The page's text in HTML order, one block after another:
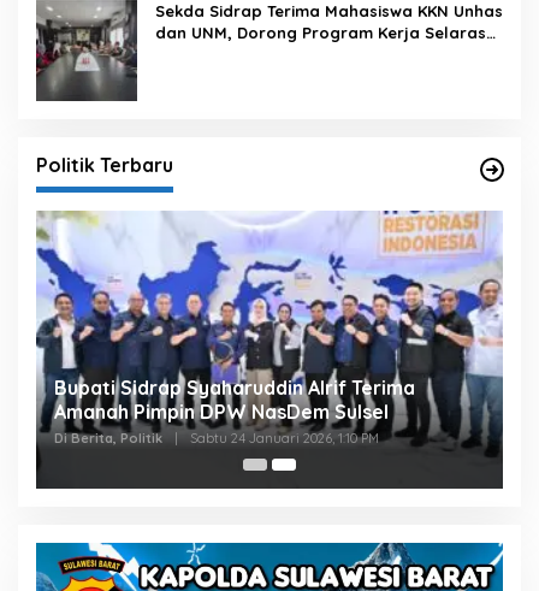
Sekda Sidrap Terima Mahasiswa KKN Unhas
dan UNM, Dorong Program Kerja Selaras
Politik Terbaru
Bupati Sidrap Syaharuddin Alrif Terima
Amanah Pimpin DPW NasDem Sulsel
Di Berita, Politik | Sabtu 24 Januari 2026, 1:10 PM